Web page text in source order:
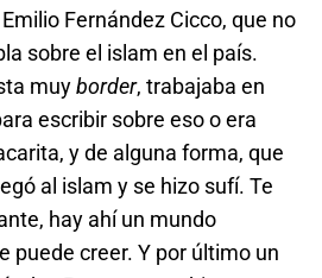
Fernández Cicco, que no
sobre el islam en el país.
muyborder, trabajaba en
escribir sobre eso o era
y de alguna forma, que
al islam y se hizo sufí. Te
hay ahí un mundo
puede creer. Y por último un